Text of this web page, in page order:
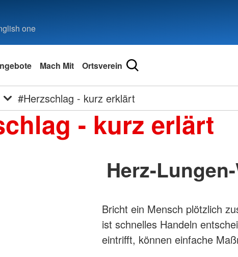
one
Mach Mit Ortsverein
#Herzschlag - kurz erklärt
- kurz erlärt
Herz-
Bricht ein Mensch plötzlich
ist schnelles Handeln
eintrifft, können einfache